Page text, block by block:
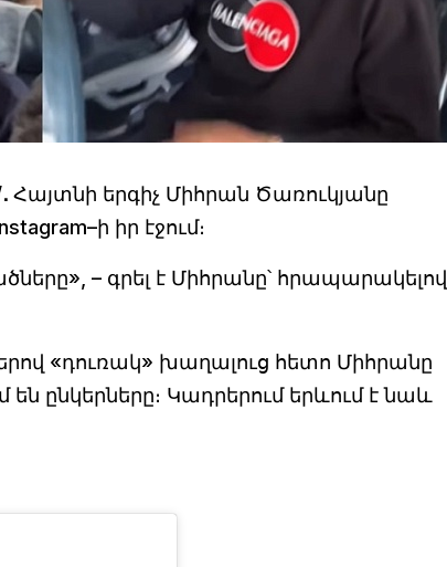
Հայտնի երգիչ Միհրան Ծառուկյանը
իր էջում։
– գրել է Միհրանը՝ հրապարակելով
«դուռակ» խաղալուց հետո Միհրանը
ընկերները։ Կադրերում երևում է նաև